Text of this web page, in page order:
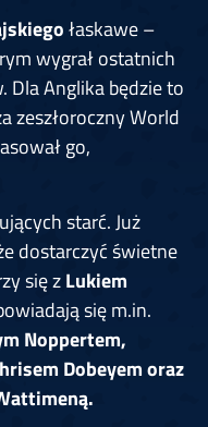
łaskawe –
wygrał ostatnich
Dla Anglika będzie to
zeszłoroczny World
go,
starć. Już
dostarczyć świetne
się zLukiem
się m.in.
Noppertem,
Dobeyem oraz